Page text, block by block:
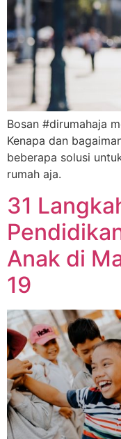
Bosan #dirumahaja
Kenapa dan
beberapa solusi
rumah aja.
31
Anak di
19